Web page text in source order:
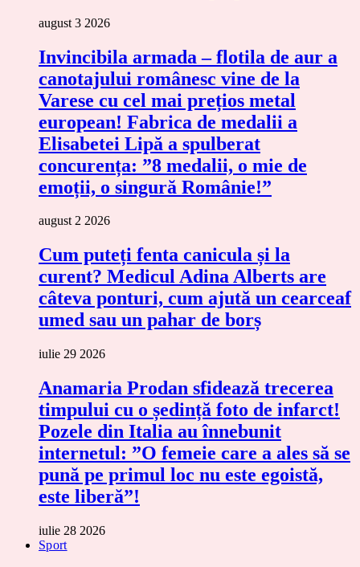
august 3 2026
Invincibila armada – flotila de aur a
canotajului românesc vine de la
Varese cu cel mai prețios metal
european! Fabrica de medalii a
Elisabetei Lipă a spulberat
concurența: ”8 medalii, o mie de
emoții, o singură Românie!”
august 2 2026
Cum puteți fenta canicula și la
curent? Medicul Adina Alberts are
câteva ponturi, cum ajută un cearceaf
umed sau un pahar de borș
iulie 29 2026
Anamaria Prodan sfidează trecerea
timpului cu o ședință foto de infarct!
Pozele din Italia au înnebunit
internetul: ”O femeie care a ales să se
pună pe primul loc nu este egoistă,
este liberă”!
iulie 28 2026
Sport